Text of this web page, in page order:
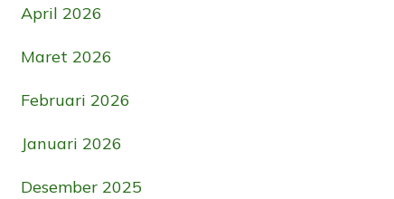
April 2026
Maret 2026
Februari 2026
Januari 2026
Desember 2025